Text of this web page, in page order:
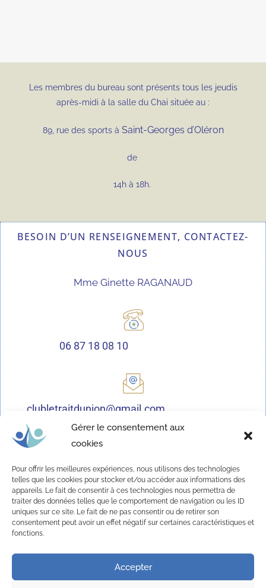
Gérer le consentement aux
cookies
Pour offrir les meilleures expériences, nous utilisons des technologies
telles que les cookies pour stocker et/ou accéder aux informations des
appareils. Le fait de consentir à ces technologies nous permettra de
traiter des données telles que le comportement de navigation ou les ID
uniques sur ce site. Le fait de ne pas consentir ou de retirer son
consentement peut avoir un effet négatif sur certaines caractéristiques et
fonctions.
Accepter
Les membres du bureau sont présents tous les jeudis
après-midi à la salle du Chai située au :
89, rue des sports à Saint-Georges d’Oléron
de
14h à 18h.
BESOIN D’UN RENSEIGNEMENT, CONTACTEZ-
NOUS
Mme Ginette RAGANAUD
06 87 18 08 10
clubletraitdunion@gmail.com
répondre à toutes les questions concernant la vie du Club,
son fonctionnement, les activités proposées et les
modalités d’adhésion.